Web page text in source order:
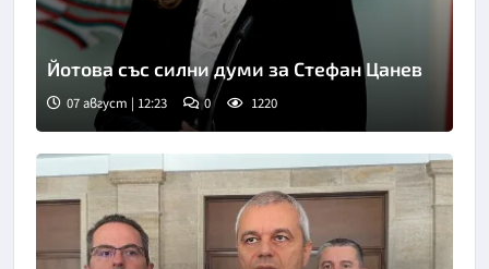
Йотова със силни думи за Стефан Цанев
07 август | 12:23 0 1220